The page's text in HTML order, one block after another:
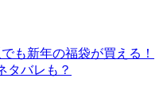
も新年の福袋が買える！
タバレも？